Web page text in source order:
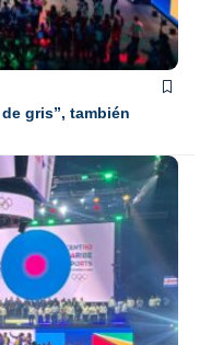
gris”, también